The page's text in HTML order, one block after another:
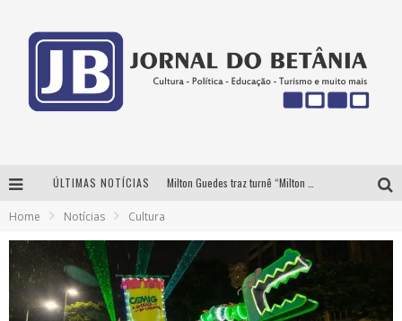
ÚLTIMAS NOTÍCIAS
Circuito Minas Musical chega a Sabará com show gratuito de Thiago Delegado, Nath Rodrigues e Tulio Araujo
Home Notícias Cultura